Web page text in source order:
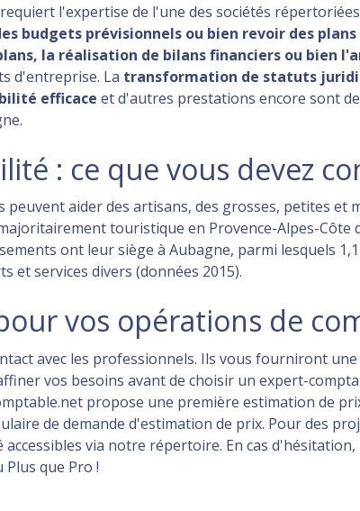
l'expertise de l'une des sociétés
budgets prévisionnels ou bien revoir des
la réalisation de bilans financiers ou bien
d'entreprise. La transformation de statuts
efficace et d'autres prestations encore sont
: ce que vous devez
aider des artisans, des grosses, petites et
touristique en Provence-Alpes-Côte
ont leur siège à Aubagne, parmi lesquels
et services divers (données 2015).
vos opérations de
avec les professionnels. Ils vous fourniront
vos besoins avant de choisir un expert-
propose une première estimation de
de demande d'estimation de prix. Pour des
via notre répertoire. En cas
que Pro !